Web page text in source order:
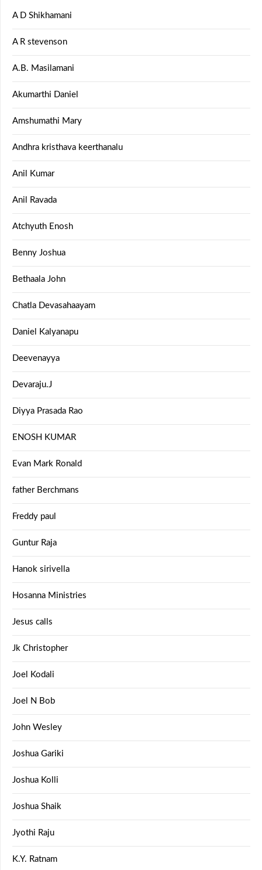
A D Shikhamani
A R stevenson
A.B. Masilamani
Akumarthi Daniel
Amshumathi Mary
Andhra kristhava keerthanalu
Anil Kumar
Anil Ravada
Atchyuth Enosh
Benny Joshua
Bethaala John
Chatla Devasahaayam
Daniel Kalyanapu
Deevenayya
Devaraju.J
Diyya Prasada Rao
ENOSH KUMAR
Evan Mark Ronald
father Berchmans
Freddy paul
Guntur Raja
Hanok sirivella
Hosanna Ministries
Jesus calls
Jk Christopher
Joel Kodali
Joel N Bob
John Wesley
Joshua Gariki
Joshua Kolli
Joshua Shaik
Jyothi Raju
K.Y. Ratnam